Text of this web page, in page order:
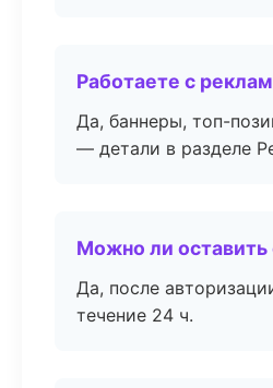
Работаете с
Да, баннеры, топ-
— детали в разделе
Можно ли оставить
Да, после
течение 24 ч.